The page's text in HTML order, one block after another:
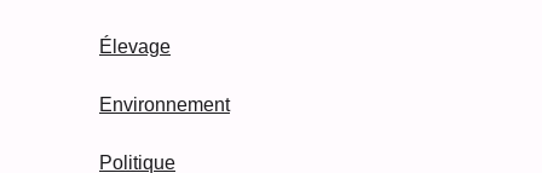
Élevage
Environnement
Politique